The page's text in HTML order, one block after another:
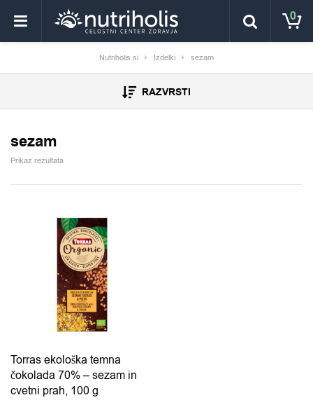
0
Nutriholis.si Izdelki sezam
RAZVRSTI
sezam
Prikaz rezultata
Torras ekološka temna
čokolada 70% – sezam in
cvetni prah, 100 g